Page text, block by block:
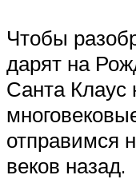
Чтобы
дарят на
Санта Клаус
отправимся
веков назад.